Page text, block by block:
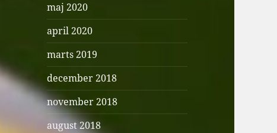
maj 2020
april 2020
marts 2019
december 2018
november 2018
august 2018